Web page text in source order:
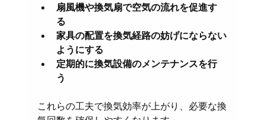
扇風機や換気扇で空気の流れを促進す
る
家具の配置を換気経路の妨げにならない
ようにする
定期的に換気設備のメンテナンスを行
う
これらの工夫で換気効率が上がり、必要な換